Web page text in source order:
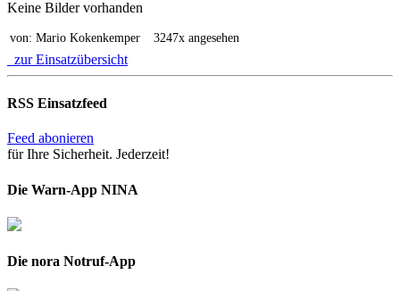
Keine Bilder vorhanden
von: Mario Kokenkemper 3247x angesehen
zur Einsatzübersicht
RSS Einsatzfeed
Feed abonieren
für Ihre Sicherheit. Jederzeit!
Die Warn-App NINA
Die nora Notruf-App